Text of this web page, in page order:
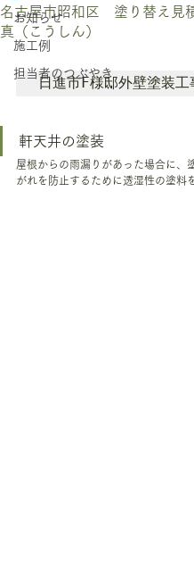
お知らせ
施工例
担当者のつぶやき
名古屋市昭和区 塗り替え見
真（こうしん）
日進市F様邸外壁塗装工
軒天井の塗装
屋根からの雨漏りがあった場合に、
がれを防止するために透湿性の塗料